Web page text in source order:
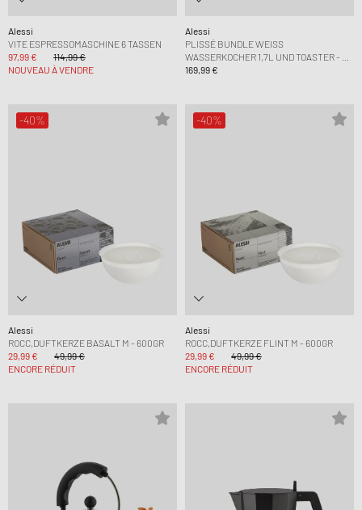
Alessi
VITE ESPRESSOMASCHINE 6 TASSEN
97,99 €
114,99 €
NOUVEAU À VENDRE
Alessi
PLISSÉ BUNDLE WEISS W
ASSERKOCHER 1,7L UND TOASTER - EU P
LUG
169,99 €
-40%
Alessi
ROCC,DUFTKERZE BASALT M - 600GR
29,99 €
49,99 €
ENCORE RÉDUIT
-40%
Alessi
ROCC,DUFTKERZE FLINT M - 600GR
29,99 €
49,99 €
ENCORE RÉDUIT